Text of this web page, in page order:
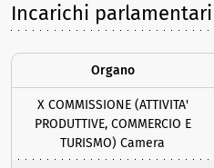
Incarichi
Organo
X COMMISSIONE (ATTIVITA'
PRODUTTIVE, COMMERCIO E
TURISMO) Camera